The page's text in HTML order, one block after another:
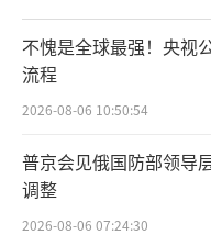
不愧是全球最强！央视
流程
2026-08-06 10:50:54
普京会见俄国防部领导
调整
2026-08-06 07:24:30